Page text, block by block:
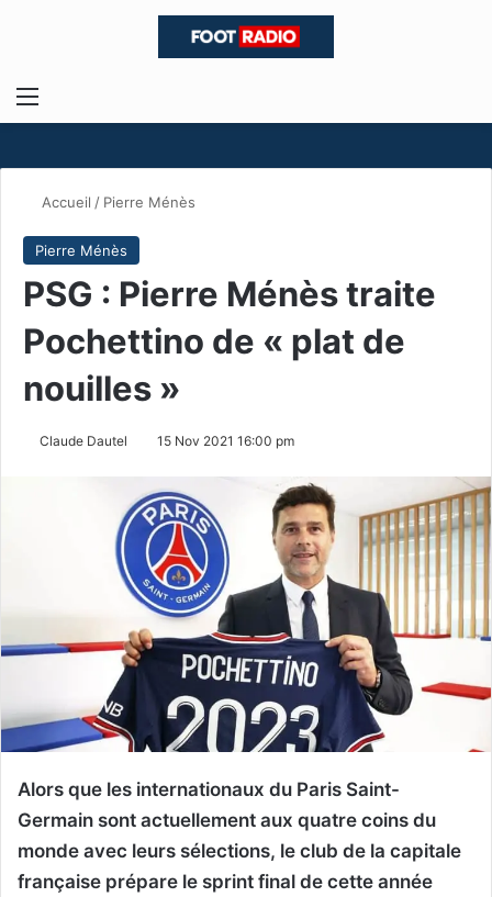
Menu
Accueil / Pierre Ménès
Pierre Ménès
PSG : Pierre Ménès traite
Pochettino de « plat de
nouilles »
Claude Dautel 15 Nov 2021 16:00 pm
Alors que les internationaux du Paris Saint-
Germain sont actuellement aux quatre coins du
monde avec leurs sélections, le club de la capitale
française prépare le sprint final de cette année